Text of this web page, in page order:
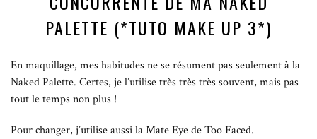
PALETTE (*TUTO MAKE UP 3*)
En maquillage, mes habitudes ne se résument pas seulement à la
Naked Palette. Certes, je l’utilise très très très souvent, mais pas
tout le temps non plus !
Pour changer, j’utilise aussi la Mate Eye de Too Faced.